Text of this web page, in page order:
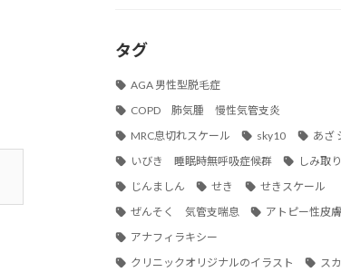
タグ
AGA 男性型脱毛症
COPD 肺気腫 慢性気管支炎
MRC息切れスケール
sky10
あざ
いびき 睡眠時無呼吸症候群
しみ取り
じんましん
せき
せきスケール
ぜんそく 気管支喘息
アトピー性皮
アナフィラキシー
クリニックオリジナルのイラスト
ス